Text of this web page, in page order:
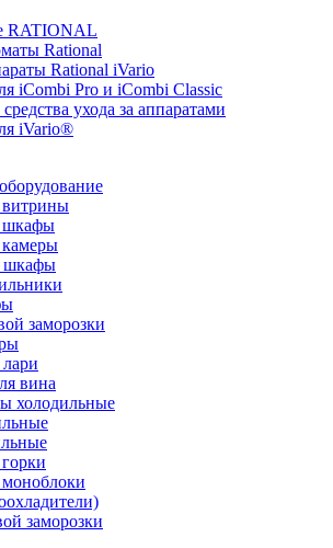
RATIONAL
Rational
Rational iVario
iCombi Pro и iCombi Classic
ухода за аппаратами
iVario®
шкафы
шкафы
заморозки
вина
холодильные
заморозки